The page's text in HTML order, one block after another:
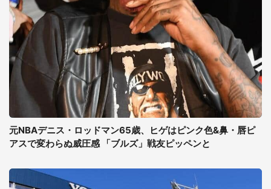
元NBAデニス・ロッドマン65歳、ヒゲはピンク色&鼻・唇ピ
アスで変わらぬ威圧感 「ブルズ」戦友ピッペンと